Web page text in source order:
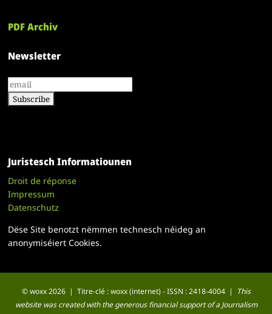
PDF Archiv
Newsletter
Juristesch Informatiounen
Droit de réponse
Impressum
Datenschutz
Dëse Site benotzt nëmmen technesch néideg an
anonymiséiert Cookies.
© woxx 2026 | Titre-clé : woxx (internet) - ISSN : 2418-4004 |
This
website was created with the generous financial support of a Journalism